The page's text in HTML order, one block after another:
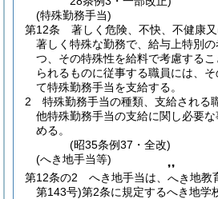
(特殊勤務手当)
第12条
著しく危険、不快、不健康
著しく特殊な勤務で、給与上特別
つ、その特殊性を給料で考慮する
られるものに従事する職員には、
て特殊勤務手当を支給する。
2
特殊勤務手当の種類、支給される
他特殊勤務手当の支給に関し必要
める。
(昭35条例37・全改)
(へき地手当等)
第12条の2
へき地手当は、 へき
❜❜
地教
第143号)第2条に規定するへき地学